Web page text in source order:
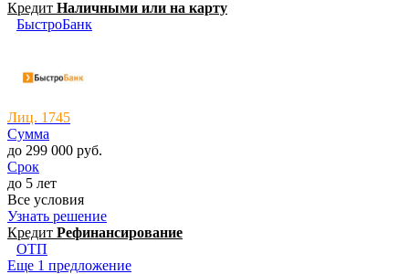
Кредит Наличными или на карту
БыстроБанк
Лиц. 1745
Сумма
до 299 000 руб.
Срок
до 5 лет
Все условия
Узнать решение
Кредит Рефинансирование
ОТП
Еще 1 предложение